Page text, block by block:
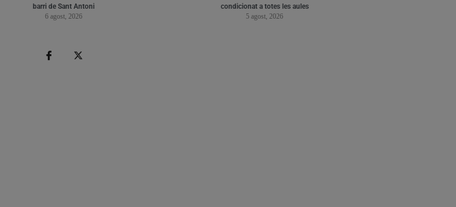
barri de Sant Antoni
6 agost, 2026
condicionat a totes les aules
5 agost, 2026